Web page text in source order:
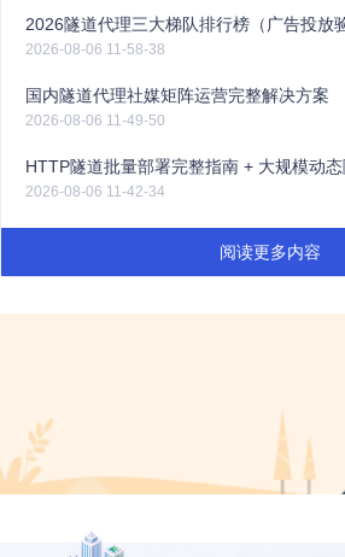
2026隧道代理三大梯队排行榜（广告投放
2026-08-06 11-58-38
国内隧道代理社媒矩阵运营完整解决方案
2026-08-06 11-49-50
HTTP隧道批量部署完整指南 + 大规模动
2026-08-06 11-42-34
阅读更多内容